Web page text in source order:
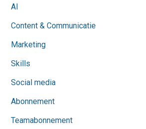
AI
Content & Communicatie
Marketing
Skills
Social media
Abonnement
Teamabonnement